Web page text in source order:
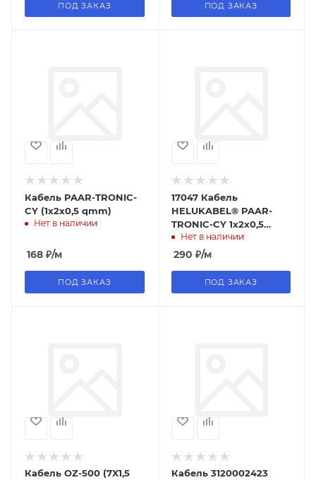
ПОД ЗАКАЗ ПОД ЗАКАЗ
Кабель PAAR-TRONIC-
CY (1x2x0,5 qmm)
Нет в наличии
168 ₽/м
ПОД ЗАКАЗ
17047 Кабель
HELUKABEL® PAAR-
TRONIC-CY 1x2x0,5
qmm grey
Нет в наличии
290 ₽/м
ПОД ЗАКАЗ
Кабель OZ-500 (7X1,5
Кабель 3120002423